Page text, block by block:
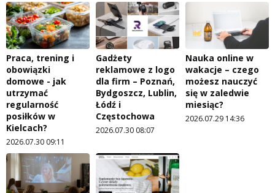
Praca, trening i
obowiązki
domowe - jak
utrzymać
regularność
posiłków w
Kielcach?
2026.07.30 09:11
Gadżety
reklamowe z logo
dla firm – Poznań,
Bydgoszcz, Lublin,
Łódź i
Częstochowa
2026.07.30 08:07
Nauka online w
wakacje – czego
możesz nauczyć
się w zaledwie
miesiąc?
2026.07.29 14:36